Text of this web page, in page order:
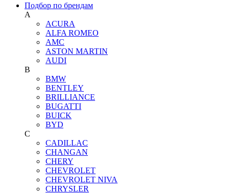
Подбор по брендам
A
ACURA
ALFA ROMEO
AMC
ASTON MARTIN
AUDI
B
BMW
BENTLEY
BRILLIANCE
BUGATTI
BUICK
BYD
C
CADILLAC
CHANGAN
CHERY
CHEVROLET
CHEVROLET NIVA
CHRYSLER